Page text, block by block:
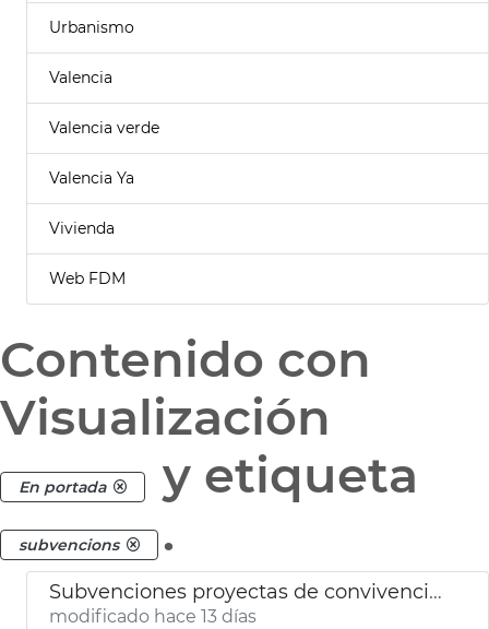
Urbanismo
Valencia
Valencia verde
Valencia Ya
Vivienda
Web FDM
Contenido con
Visualización
En portada y etiqueta
subvencions .
Subvenciones proyectas de convivencia intercultural y prevención del racismo
modificado hace 13 días